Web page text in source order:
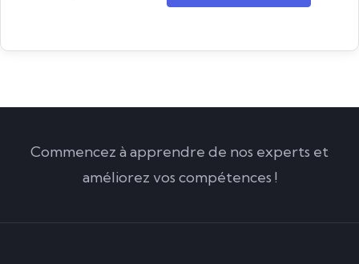
Commencez à apprendre de nos experts et
améliorez vos compétences !